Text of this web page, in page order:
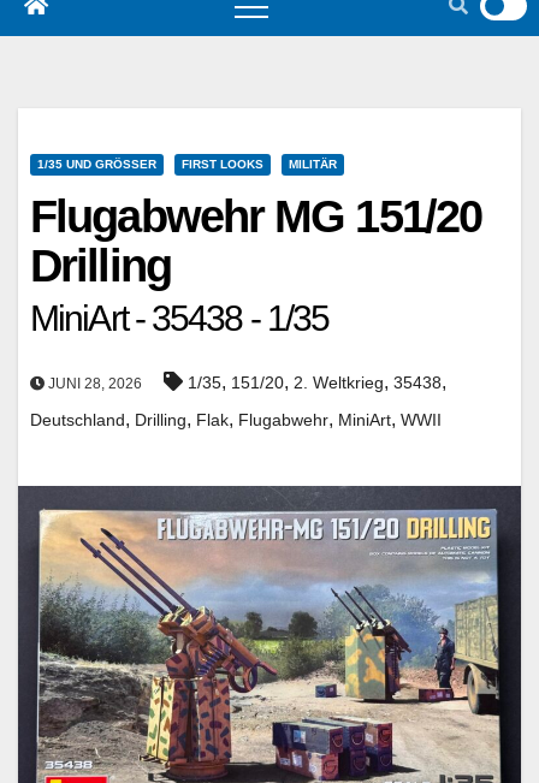
1/35 UND GRÖSSER FIRST LOOKS MILITÄR
Flugabwehr MG 151/20
Drilling
MiniArt - 35438 - 1/35
JUNI 28, 2026 1/35, 151/20, 2. Weltkrieg, 35438,
Deutschland, Drilling, Flak, Flugabwehr, MiniArt, WWII